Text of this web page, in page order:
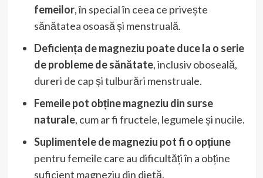
femeilor, în special în ceea ce privește
sănătatea osoasă și menstruală.
Deficiența de magneziu poate duce la o serie
de probleme de sănătate, inclusiv oboseală,
dureri de cap și tulburări menstruale.
Femeile pot obține magneziu din surse
naturale, cum ar fi fructele, legumele și nucile.
Suplimentele de magneziu pot fi o opțiune
pentru femeile care au dificultăți în a obține
suficient magneziu din dietă.